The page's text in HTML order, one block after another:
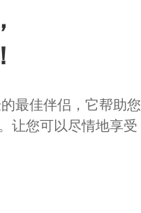
最佳伴侣，它帮助您
让您可以尽情地享受